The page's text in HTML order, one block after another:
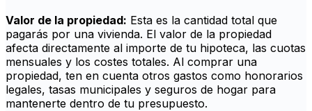
Valor de la propiedad: Esta es la cantidad total que
pagarás por una vivienda. El valor de la propiedad
afecta directamente al importe de tu hipoteca, las cuotas
mensuales y los costes totales. Al comprar una
propiedad, ten en cuenta otros gastos como honorarios
legales, tasas municipales y seguros de hogar para
mantenerte dentro de tu presupuesto.